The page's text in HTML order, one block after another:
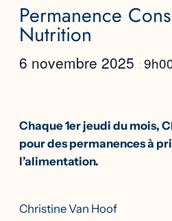
Permanence
Nutrition
6 novembre 2025 :
Chaque 1er jeudi du mois,
pour des permanences à
l’alimentation.
Christine Van Hoof